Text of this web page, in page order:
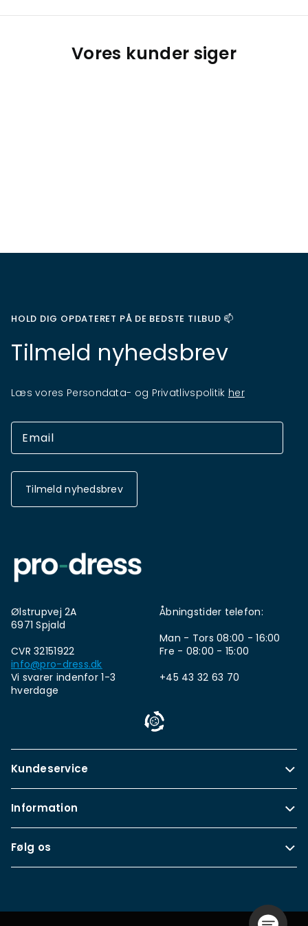
Vores kunder siger
HOLD DIG OPDATERET PÅ DE BEDSTE TILBUD 📫
Tilmeld nyhedsbrev
Læs vores Persondata- og Privatlivspolitik her
Tilmeld nyhedsbrev
Ølstrupvej 2A
6971 Spjald
CVR 32151922
info@pro-dress.dk
Vi svarer indenfor 1-3
hverdage
Åbningstider telefon:
Man - Tors 08:00 - 16:00
Fre - 08:00 - 15:00
+45 43 32 63 70
Kundeservice
Information
Følg os